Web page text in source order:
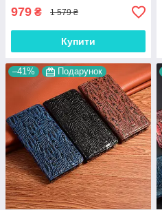
979 ₴ 1 579 ₴
Купити
–41% Подарунок